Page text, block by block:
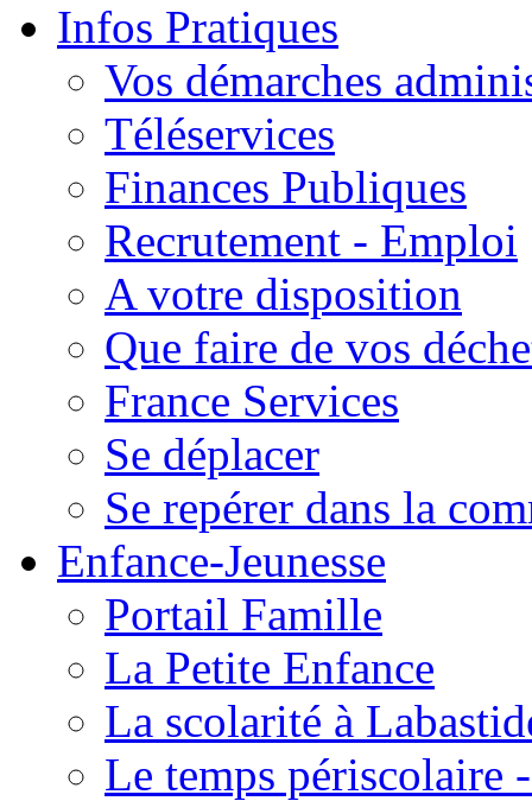
Infos Pratiques
Vos démarches
Téléservices
Finances Publiques
Recrutement - Emploi
A votre disposition
Que faire de vos
France Services
Se déplacer
Se repérer dans la
Enfance-Jeunesse
Portail Famille
La Petite Enfance
La scolarité à
Le temps périscolaire